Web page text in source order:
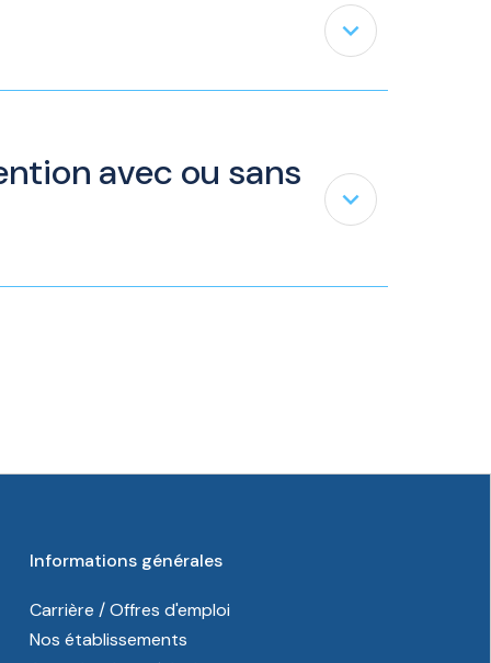
expand_less
avec ou sans
expand_less
Informations générales
Carrière / Offres d'emploi
Nos établissements